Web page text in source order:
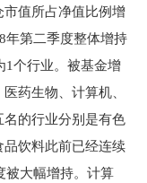
值所占净值比例增
年第二季度整体增持
1个行业。被基金增
药生物、计算机、
的行业分别是有色
饮料此前已经连续
大幅增持。计算